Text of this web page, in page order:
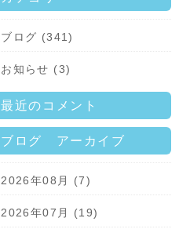
ブログ (341)
お知らせ (3)
最近のコメント
ブログ アーカイブ
2026年08月 (7)
2026年07月 (19)